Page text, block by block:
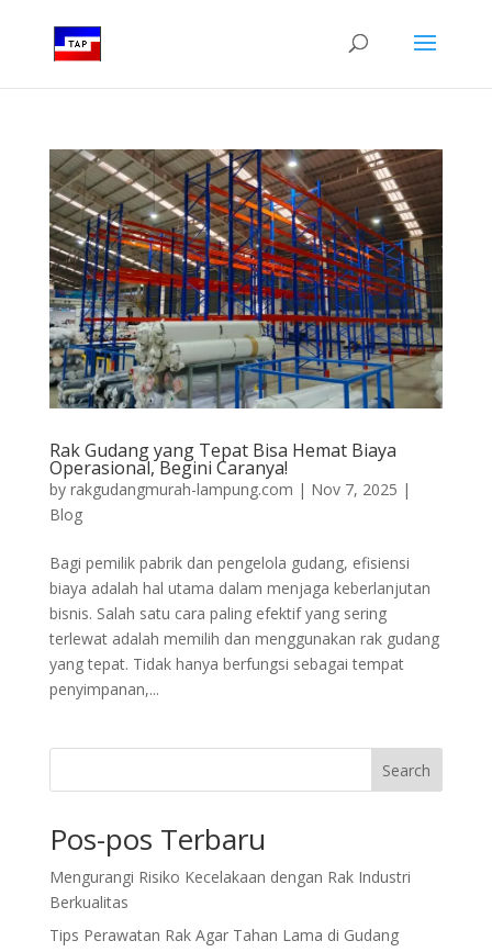
Rak Gudang yang Tepat Bisa Hemat Biaya
Operasional, Begini Caranya!
by rakgudangmurah-lampung.com | Nov 7, 2025 |
Blog
Bagi pemilik pabrik dan pengelola gudang, efisiensi
biaya adalah hal utama dalam menjaga keberlanjutan
bisnis. Salah satu cara paling efektif yang sering
terlewat adalah memilih dan menggunakan rak gudang
yang tepat. Tidak hanya berfungsi sebagai tempat
penyimpanan,...
Search
Pos-pos Terbaru
Mengurangi Risiko Kecelakaan dengan Rak Industri
Berkualitas
Tips Perawatan Rak Agar Tahan Lama di Gudang